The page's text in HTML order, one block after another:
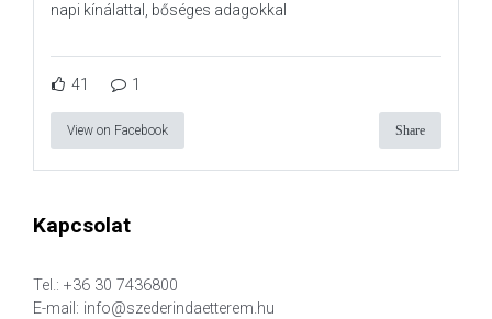
napi kínálattal, bőséges adagokkal
41 1
View on Facebook Share
Kapcsolat
Tel.: +36 30 7436800
E-mail: info@szederindaetterem.hu